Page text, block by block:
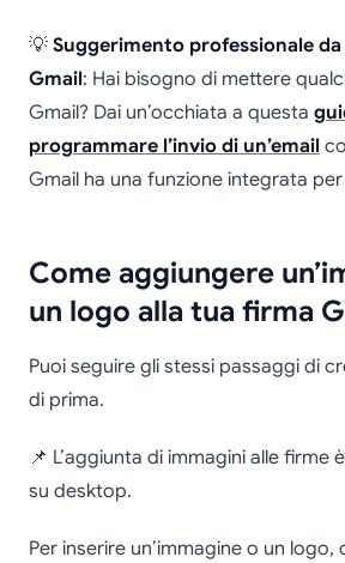
💡 Suggerimento professionale
Gmail: Hai bisogno di mettere
Gmail? Dai un’occhiata a questa
programmare l’invio di un’email
Gmail ha una funzione integrata
Come aggiungere
un logo alla tua firma
Puoi seguire gli stessi passaggi di
di prima.
📌 L’aggiunta di immagini alle firme
su desktop.
Per inserire un’immagine o un